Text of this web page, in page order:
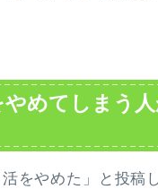
めてしまう
をやめた」と投稿